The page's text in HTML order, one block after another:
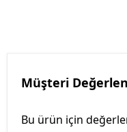
Müşteri
Bu ürün için